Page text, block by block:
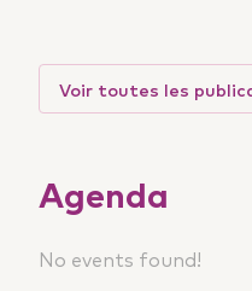
Voir toutes les
Agenda
No events found!